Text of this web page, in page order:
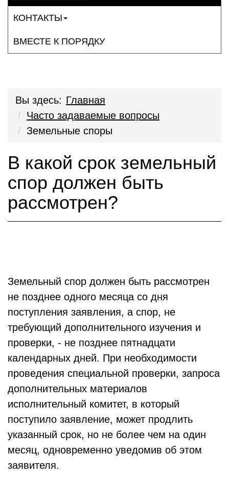
КОНТАКТЫ
ВМЕСТЕ К ПОРЯДКУ
Вы здесь: Главная
Часто задаваемые вопросы
Земельные споры
В какой срок земельный
спор должен быть
рассмотрен?
Земельный спор должен быть рассмотрен
не позднее одного месяца со дня
поступления заявления, а спор, не
требующий дополнительного изучения и
проверки, - не позднее пятнадцати
календарных дней. При необходимости
проведения специальной проверки, запроса
дополнительных материалов
исполнительный комитет, в который
поступило заявление, может продлить
указанный срок, но не более чем на один
месяц, одновременно уведомив об этом
заявителя.